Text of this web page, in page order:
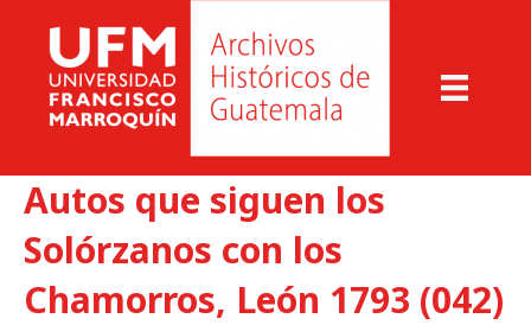
Autos que siguen los
Solórzanos con los
Chamorros, León 1793 (042)